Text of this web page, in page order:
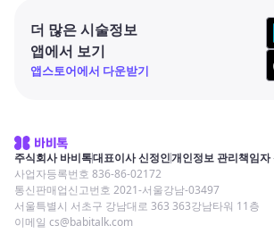
더 많은 시술정보
앱에서 보기
앱스토어에서 다운받기
주식회사 바비톡대표이사 신정인개인정보 관리책임자
사업자등록번호 836-86-02172
통신판매업신고번호 2021-서울강남-03497
서울특별시 서초구 강남대로 363 363강남타워 11층
이메일 cs@babitalk.com